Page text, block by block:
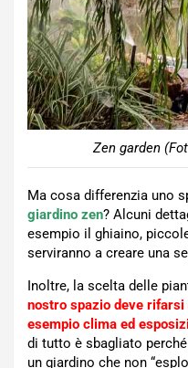
Zen garden
Ma cosa differenzia uno
giardino zen? Alcuni
esempio il ghiaino,
serviranno a creare una
Inoltre, la scelta delle
nostro spazio deve
esempio clima ed
di tutto è sbagliato
un giardino che non